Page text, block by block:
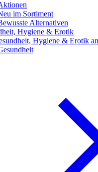
im Sortiment
Alternativen
Hygiene & Erotik
Hygiene & Erotik